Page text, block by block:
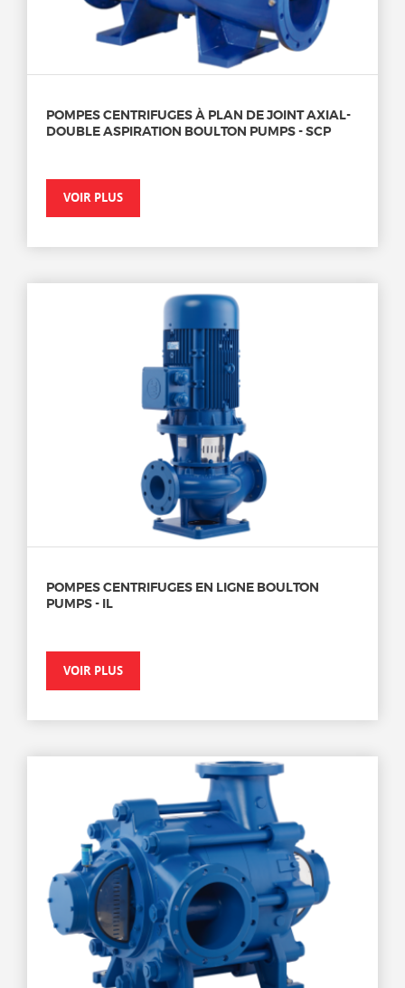
POMPES CENTRIFUGES À PLAN DE JOINT AXIAL-
DOUBLE ASPIRATION BOULTON PUMPS - SCP
VOIR PLUS
POMPES CENTRIFUGES EN LIGNE BOULTON
PUMPS - IL
VOIR PLUS